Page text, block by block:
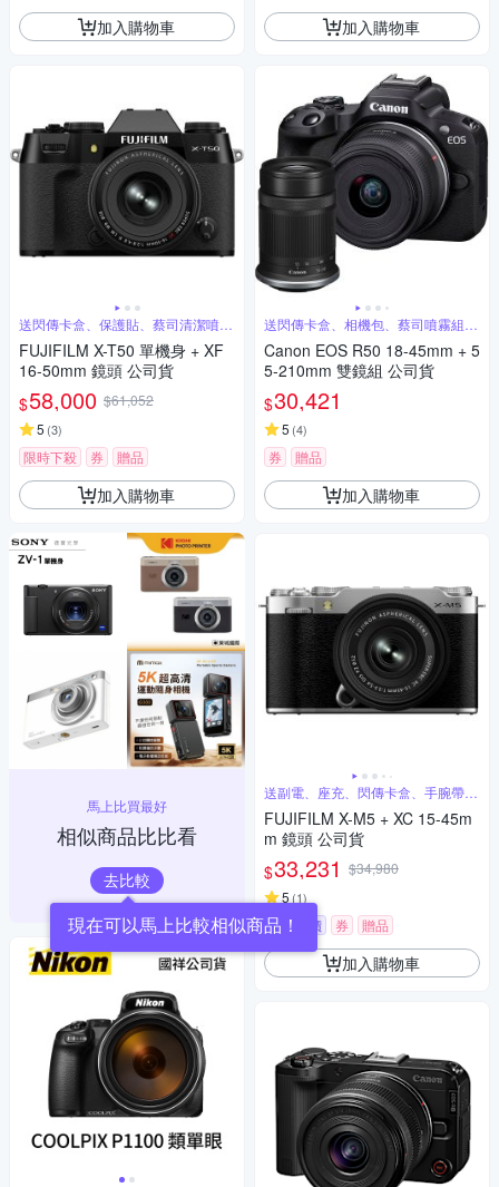
加入購物車
送閃傳卡盒、保護貼、蔡司清潔噴霧
組
FUJIFILM X-T50 單機身 + XF
16-50mm 鏡頭 公司貨
$58,000 $61,052
5 (3)
限時下殺 券 贈品
加入購物車
馬上比買最好
相似商品比比看
去比較
加入購物車
送閃傳卡盒、相機包、蔡司噴霧組、
保護貼
Canon EOS R50 18-45mm + 5
5-210mm 雙鏡組 公司貨
$30,421
5 (4)
券 贈品
加入購物車
送副電、座充、閃傳卡盒、手腕帶、
蔡司噴霧
FUJIFILM X-M5 + XC 15-45m
m 鏡頭 公司貨
$33,231 $34,980
5(1)
挑戰低價 券 贈品
加入購物車